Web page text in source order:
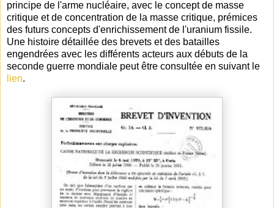
principe de l'arme nucléaire, avec le concept de masse
critique et de concentration de la masse critique, prémices
des futurs concepts d'enrichissement de l'uranium fissile.
Une histoire détaillée des brevets et des batailles
engendrées avec les différents acteurs aux débuts de la
seconde guerre mondiale peut être consultée en suivant le
lien.